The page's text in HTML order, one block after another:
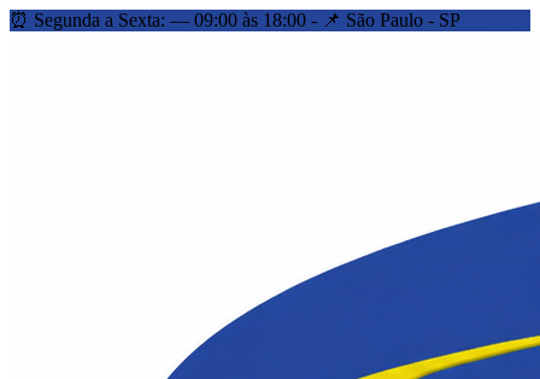
⏰ Segunda a Sexta: — 09:00 às 18:00 - 📌 São Paulo - SP